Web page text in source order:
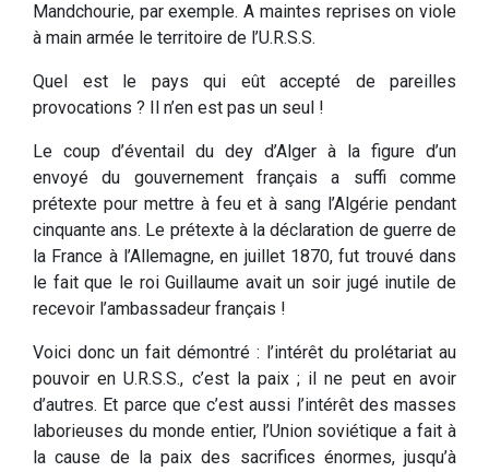
Mandchourie, par exemple. A maintes reprises on viole
à main armée le territoire de l’U.R.S.S.
Quel est le pays qui eût accepté de pareilles
provocations ? Il n’en est pas un seul !
Le coup d’éventail du dey d’Alger à la figure d’un
envoyé du gouvernement français a suffi comme
prétexte pour mettre à feu et à sang l’Algérie pendant
cinquante ans. Le prétexte à la déclaration de guerre de
la France à l’Allemagne, en juillet 1870, fut trouvé dans
le fait que le roi Guillaume avait un soir jugé inutile de
recevoir l’ambassadeur français !
Voici donc un fait démontré : l’intérêt du prolétariat au
pouvoir en U.R.S.S., c’est la paix ; il ne peut en avoir
d’autres. Et parce que c’est aussi l’intérêt des masses
laborieuses du monde entier, l’Union soviétique a fait à
la cause de la paix des sacrifices énormes, jusqu’à